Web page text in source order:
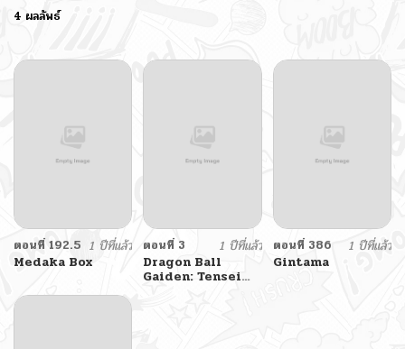
4 ผลลัพธ์
ตอนที่ 192.5 1 ปีที่แล้ว
Medaka Box
ตอนที่ 3
1 ปีที่แล้ว
Dragon Ball
Gaiden: Tensei
ตอนที่ 386
1 ปีที่แล้ว
Gintama